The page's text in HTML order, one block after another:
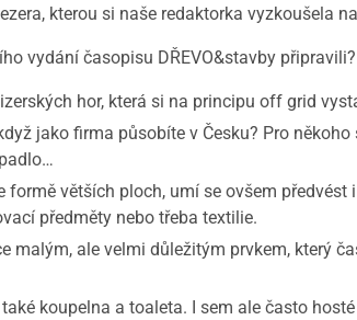
kterou si naše redaktorka vyzkoušela
vydání časopisu DŘEVO&stavby připravili?
hor, která si na principu off grid
jako firma působíte v Česku? Pro někoho
větších ploch, umí se ovšem předvést i
předměty nebo třeba textilie.
ale velmi důležitým prvkem, který
koupelna a toaleta. I sem ale často hosté